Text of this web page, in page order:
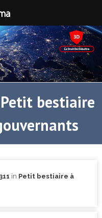
bestiaire
in Petit bestiaire à